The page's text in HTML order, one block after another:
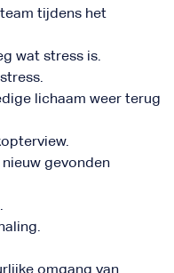
tijdens het
wat stress is.
lichaam weer terug
gevonden
omgang van